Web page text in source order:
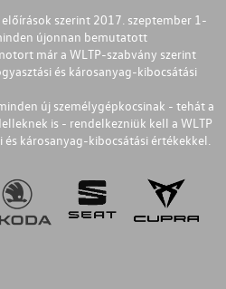
szerint 2017. szeptember 1-
újonnan bemutatott
már a WLTP-szabvány szerint
és károsanyag-kibocsátási
új személygépkocsinak - tehát a
is - rendelkezniük kell a WLTP
károsanyag-kibocsátási értékekkel.